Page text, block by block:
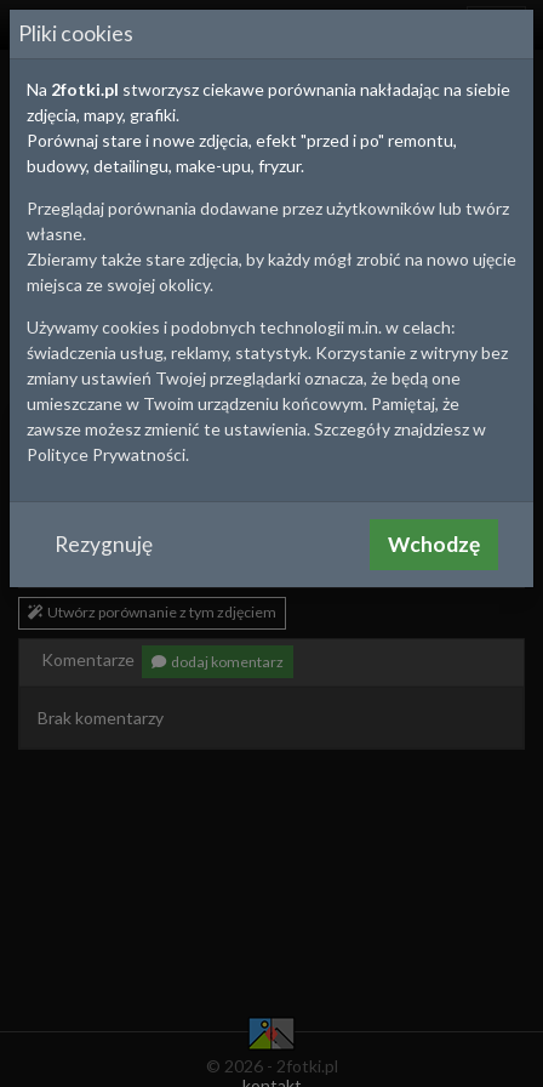
2FOTKI.PL
Bydgoszcz, woj.Kujawsko-Pomorskie
ul. Mostowa
2010-10-09 23:49
Utwórz porównanie z tym zdjęciem
Komentarze dodaj komentarz
Brak komentarzy
© 2026 - 2fotki.pl
Pliki cookies
Na 2fotki.pl stworzysz ciekawe porównania nakładając na siebie
zdjęcia, mapy, grafiki.
Porównaj stare i nowe zdjęcia, efekt "przed i po" remontu,
budowy, detailingu, make-upu, fryzur.
Przeglądaj porównania dodawane przez użytkowników lub twórz
własne.
Zbieramy także stare zdjęcia, by każdy mógł zrobić na nowo ujęcie
miejsca ze swojej okolicy.
Używamy cookies i podobnych technologii m.in. w celach:
świadczenia usług, reklamy, statystyk. Korzystanie z witryny bez
zmiany ustawień Twojej przeglądarki oznacza, że będą one
umieszczane w Twoim urządzeniu końcowym. Pamiętaj, że
zawsze możesz zmienić te ustawienia. Szczegóły znajdziesz w
Polityce Prywatności.
Rezygnuję Wchodzę